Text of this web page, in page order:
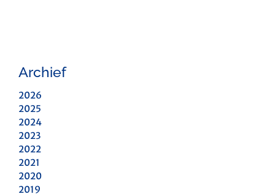
Archief
2026
2025
2024
2023
2022
2021
2020
2019